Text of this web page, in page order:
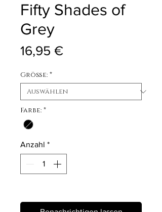
Fifty Shades of
Grey
16,95 €Preis
Größe: *
Farbe: *
Anzahl *